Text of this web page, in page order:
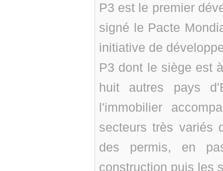
P3 est le premier
signé le Pacte
initiative de
P3 dont le siège est
huit autres pays
l'immobilier
secteurs très variés
des permis, en
construction puis les